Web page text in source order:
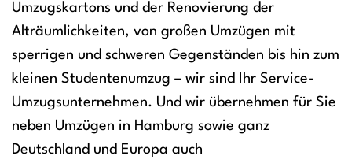
Umzugskartons und der Renovierung der
Alträumlichkeiten, von großen Umzügen mit
sperrigen und schweren Gegenständen bis hin zum
kleinen Studentenumzug – wir sind Ihr Service-
Umzugsunternehmen. Und wir übernehmen für Sie
neben Umzügen in Hamburg sowie ganz
Deutschland und Europa auch